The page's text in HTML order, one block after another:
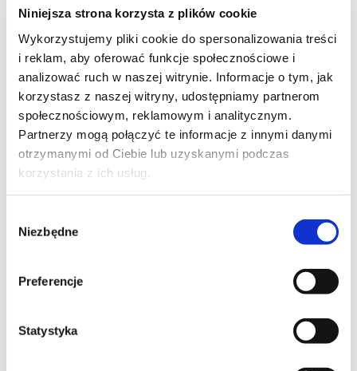
Niniejsza strona korzysta z plików cookie
Wykorzystujemy pliki cookie do spersonalizowania treści
i reklam, aby oferować funkcje społecznościowe i
analizować ruch w naszej witrynie. Informacje o tym, jak
korzystasz z naszej witryny, udostępniamy partnerom
społecznościowym, reklamowym i analitycznym.
Partnerzy mogą połączyć te informacje z innymi danymi
otrzymanymi od Ciebie lub uzyskanymi podczas
korzystania z ich usług.
zgody
Niezbędne
Preferencje
Statystyka
Katalógusszám: